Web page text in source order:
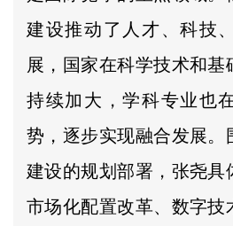
建设推动了人才、科技
展，国家在科学技术和基
持续加大，学科专业也
势，逐步实现融合发展。
建设的规划部署，张尧具
市场化配置改革、数字技